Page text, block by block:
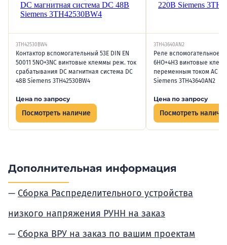
3TH42530BW4
Контактор вспомогательный 53E DIN EN
50011 5NO+3NC винтовые клеммы реж. ток
срабатывания DC магнитная система DC
48В Siemens 3TH42530BW4
Цена по запросу
Посмотреть наличие
3TH43640AN2
Реле вспомогательное
6НО+4НЗ винтовые
переменным током AC
Siemens 3TH43640AN2
Цена по запросу
Посмотреть
Дополнительная информация
Сборка Распределительного устройства
низкого напряжения РУНН на заказ
Сборка ВРУ на заказ по вашим проектам